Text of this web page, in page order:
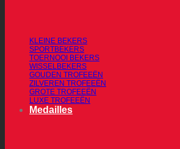
KLEINE BEKERS
SPORTBEKERS
TOERNOOI BEKERS
WISSELBEKERS
GOUDEN TROFEEËN
ZILVEREN TROFEEËN
GROTE TROFEEËN
LUXE TROFEEËN
Medailles